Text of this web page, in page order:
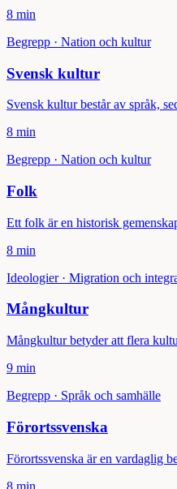
8 min
Begrepp · Nation och kultur
Svensk kultur
Svensk kultur består av språk,
8 min
Begrepp · Nation och kultur
Folk
Ett folk är en historisk
8 min
Ideologier· Migration och
Mångkultur
Mångkultur betyder att flera
9 min
Begrepp · Språk och samhälle
Förortssvenska
Förortssvenska är en vardaglig
8 min